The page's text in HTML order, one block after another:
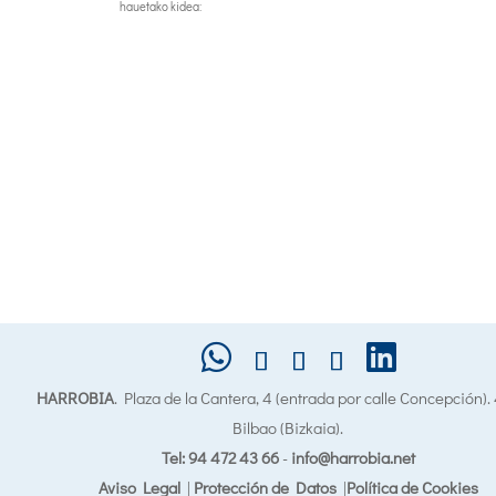
hauetako kidea:
HARROBIA. Plaza de la Cantera, 4 (entrada por calle
Bilbao (Bizkaia).
Tel: 94 472 43 66- info@harrobia.net
Aviso Legal| Protección de Datos|Política de Cookies